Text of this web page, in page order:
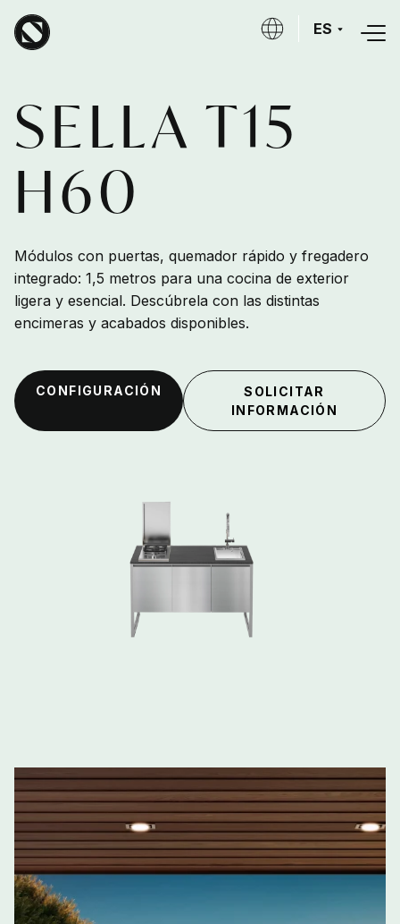
Skip to main content
ES
SELLA T15
H60
Módulos con puertas, quemador rápido y fregadero
integrado: 1,5 metros para una cocina de exterior
ligera y esencial. Descúbrela con las distintas
encimeras y acabados disponibles.
CONFIGURACIÓN
SOLICITAR
INFORMACIÓN